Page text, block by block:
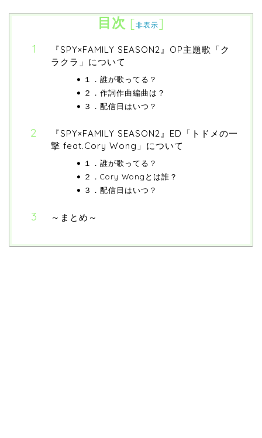
目次 [非表示]
『SPY×FAMILY SEASON2』OP主題歌「ク
ラクラ」について
１．誰が歌ってる？
２．作詞作曲編曲は？
３．配信日はいつ？
『SPY×FAMILY SEASON2』ED「トドメの一
撃 feat.Cory Wong」について
１．誰が歌ってる？
２．Cory Wongとは誰？
３．配信日はいつ？
～まとめ～